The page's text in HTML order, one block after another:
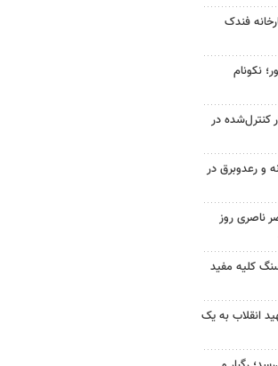
فندک
نکونام
کنترل‌شده در
و رعدوبرق در
ناصری روز
سنگ کلیه مفید
انقلاب به یک